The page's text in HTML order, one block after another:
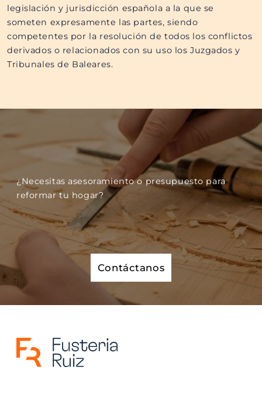
legislación y jurisdicción española a la que se
someten expresamente las partes, siendo
competentes por la resolución de todos los conflictos
derivados o relacionados con su uso los Juzgados y
Tribunales de Baleares.
¿Necesitas asesoramiento o presupuesto para
reformar tu hogar?
Contáctanos